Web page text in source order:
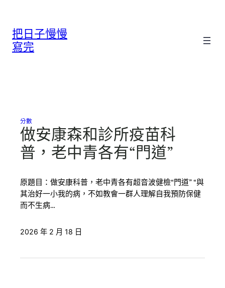
把日子慢慢
寫完
分數
做安康森和診所疫苗科
普，老中青各有“門道”
原題目：做安康科普，老中青各有超音波健檢“門道” “與
其治好一小我的病，不如教會一群人理解自我預防保健
而不生病…
2026 年 2 月 18 日